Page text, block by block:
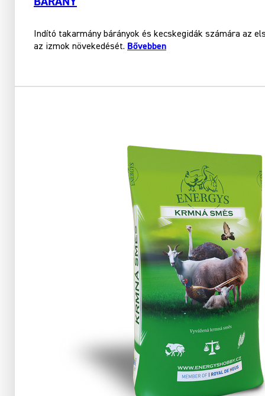
Indító takarmány bárányok és kecskegidák számára az
az izmok növekedését. Bővebben